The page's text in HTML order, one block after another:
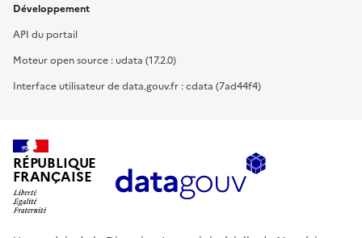
Développement
API du portail
Moteur open source : udata (17.2.0)
Interface utilisateur de data.gouv.fr : cdata (7ad44f4)
RÉPUBLIQUE
FRANÇAISE